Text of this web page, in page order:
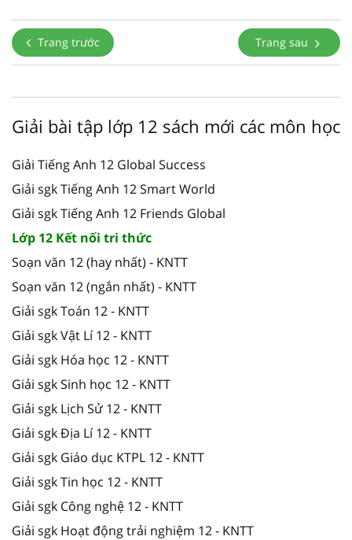
Trang trước Trang sau
Giải bài tập lớp 12 sách mới các môn học
Giải Tiếng Anh 12 Global Success
Giải sgk Tiếng Anh 12 Smart World
Giải sgk Tiếng Anh 12 Friends Global
Lớp 12 Kết nối tri thức
Soạn văn 12 (hay nhất) - KNTT
Soạn văn 12 (ngắn nhất) - KNTT
Giải sgk Toán 12 - KNTT
Giải sgk Vật Lí 12 - KNTT
Giải sgk Hóa học 12 - KNTT
Giải sgk Sinh học 12 - KNTT
Giải sgk Lịch Sử 12 - KNTT
Giải sgk Địa Lí 12 - KNTT
Giải sgk Giáo dục KTPL 12 - KNTT
Giải sgk Tin học 12 - KNTT
Giải sgk Công nghệ 12 - KNTT
Giải sgk Hoạt động trải nghiệm 12 - KNTT